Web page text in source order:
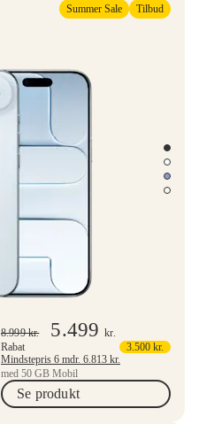
Summer Sale Tilbud
8.999kr. 5.499kr.
Rabat
3.500 kr.
Mindstepris 6 mdr. 6.813 kr.
med 50 GB Mobil
Se produkt